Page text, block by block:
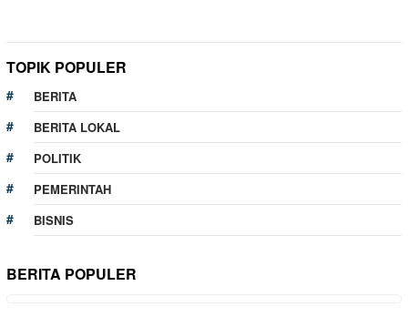
TOPIK POPULER
BERITA
BERITA LOKAL
POLITIK
PEMERINTAH
BISNIS
BERITA POPULER